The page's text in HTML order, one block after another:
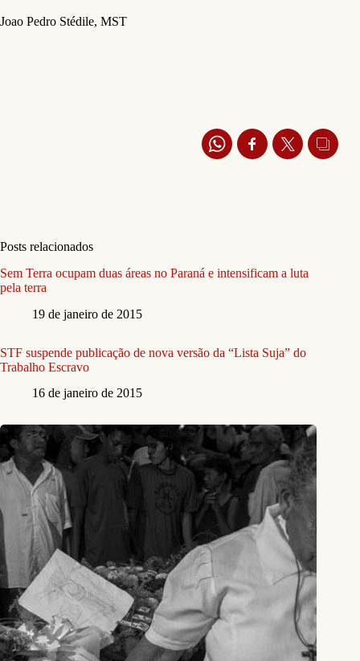
Joao Pedro Stédile, MST
Posts relacionados
Sem Terra ocupam duas áreas no Paraná e intensificam a luta
pela terra
19 de janeiro de 2015
STF suspende publicação de nova versão da “Lista Suja” do
Trabalho Escravo
16 de janeiro de 2015